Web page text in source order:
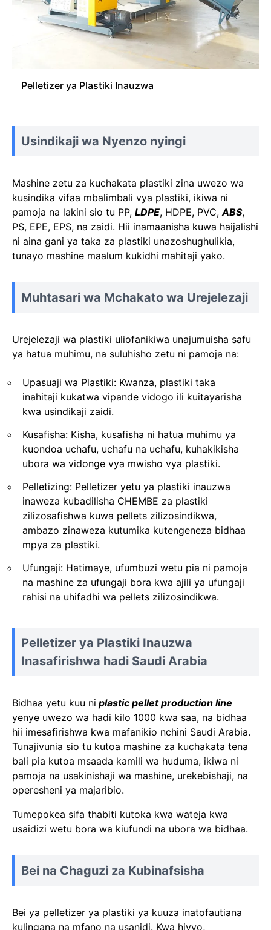
Pelletizer ya Plastiki Inauzwa
Usindikaji wa Nyenzo nyingi
Mashine zetu za kuchakata plastiki zina uwezo wa
kusindika vifaa mbalimbali vya plastiki, ikiwa ni
pamoja na lakini sio tu PP, LDPE, HDPE, PVC,ABS,
PS, EPE, EPS, na zaidi. Hii inamaanisha kuwa haijalishi
ni aina gani ya taka za plastiki unazoshughulikia,
tunayo mashine maalum kukidhi mahitaji yako.
Muhtasari wa Mchakato wa Urejelezaji
Urejelezaji wa plastiki uliofanikiwa unajumuisha safu
ya hatua muhimu, na suluhisho zetu ni pamoja na:
Upasuaji wa Plastiki: Kwanza, plastiki taka
inahitaji kukatwa vipande vidogo ili kuitayarisha
kwa usindikaji zaidi.
Kusafisha: Kisha, kusafisha ni hatua muhimu ya
kuondoa uchafu, uchafu na uchafu, kuhakikisha
ubora wa vidonge vya mwisho vya plastiki.
Pelletizing: Pelletizer yetu ya plastiki inauzwa
inaweza kubadilisha CHEMBE za plastiki
zilizosafishwa kuwa pellets zilizosindikwa,
ambazo zinaweza kutumika kutengeneza bidhaa
mpya za plastiki.
Ufungaji: Hatimaye, ufumbuzi wetu pia ni pamoja
na mashine za ufungaji bora kwa ajili ya ufungaji
rahisi na uhifadhi wa pellets zilizosindikwa.
Pelletizer ya Plastiki Inauzwa
Inasafirishwa hadi Saudi Arabia
Bidhaa yetu kuu ni plastic pellet production line
yenye uwezo wa hadi kilo 1000 kwa saa, na bidhaa
hii imesafirishwa kwa mafanikio nchini Saudi Arabia.
Tunajivunia sio tu kutoa mashine za kuchakata tena
bali pia kutoa msaada kamili wa huduma, ikiwa ni
pamoja na usakinishaji wa mashine, urekebishaji, na
operesheni ya majaribio.
Tumepokea sifa thabiti kutoka kwa wateja kwa
usaidizi wetu bora wa kiufundi na ubora wa bidhaa.
Bei na Chaguzi za Kubinafsisha
Bei ya pelletizer ya plastiki ya kuuza inatofautiana
kulingana na mfano na usanidi. Kwa hivyo,